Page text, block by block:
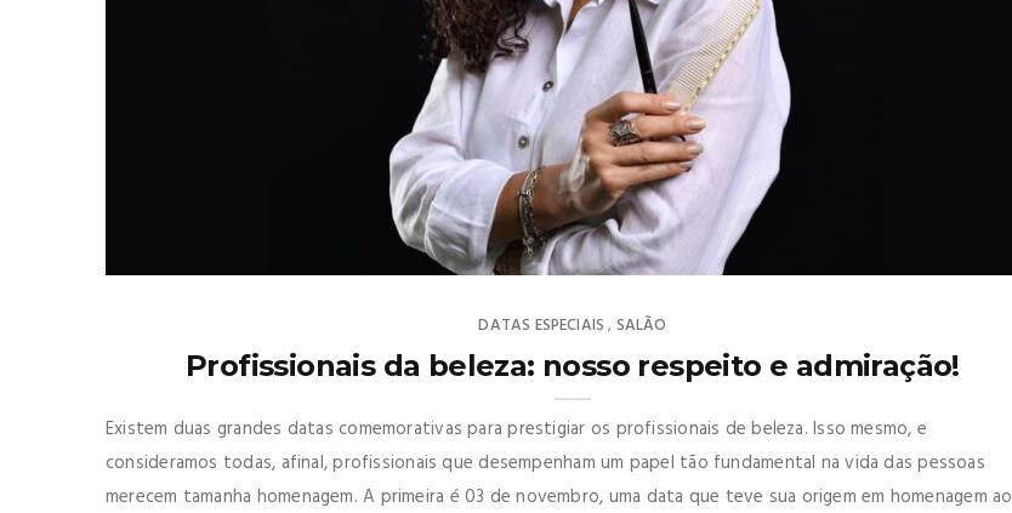
DATAS ESPECIAIS , SALÃO
Profissionais da beleza: nosso respeito e admiração!
Existem duas grandes datas comemorativas para prestigiar os profissionais de beleza. Isso mesmo, e
consideramos todas, afinal, profissionais que desempenham um papel tão fundamental na vida das pessoas
merecem tamanha homenagem. A primeira é 03 de novembro, uma data que teve sua origem em homenagem ao